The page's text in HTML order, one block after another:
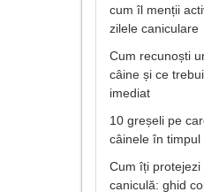
cum îl menții
zilele caniculare
Cum recunoști
câine și ce
imediat
10 greșeli pe
câinele în timpul
Cum îți protejezi
caniculă: ghid